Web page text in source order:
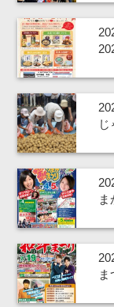
じ
ま
ま